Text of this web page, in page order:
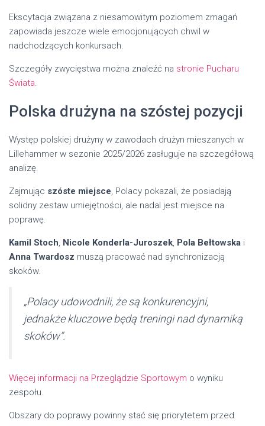
Ekscytacja związana z niesamowitym poziomem zmagań
zapowiada jeszcze wiele emocjonujących chwil w
nadchodzących konkursach.
Szczegóły zwycięstwa można znaleźć na stronie Pucharu
Świata.
Polska drużyna na szóstej pozycji
Występ polskiej drużyny w zawodach drużyn mieszanych w
Lillehammer w sezonie 2025/2026 zasługuje na szczegółową
analizę.
Zajmując szóste miejsce, Polacy pokazali, że posiadają
solidny zestaw umiejętności, ale nadal jest miejsce na
poprawę.
Kamil Stoch, Nicole Konderla-Juroszek, Pola Bełtowska i
Anna Twardosz muszą pracować nad synchronizacją
skoków.
„Polacy udowodnili, że są konkurencyjni,
jednakże kluczowe będą treningi nad dynamiką
skoków”.
Więcej informacji na Przeglądzie Sportowym o wyniku
zespołu.
Obszary do poprawy powinny stać się priorytetem przed